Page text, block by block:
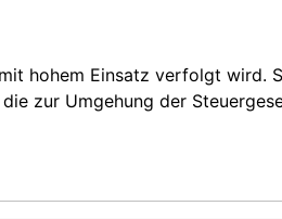
hohem Einsatz verfolgt wird.
zur Umgehung der